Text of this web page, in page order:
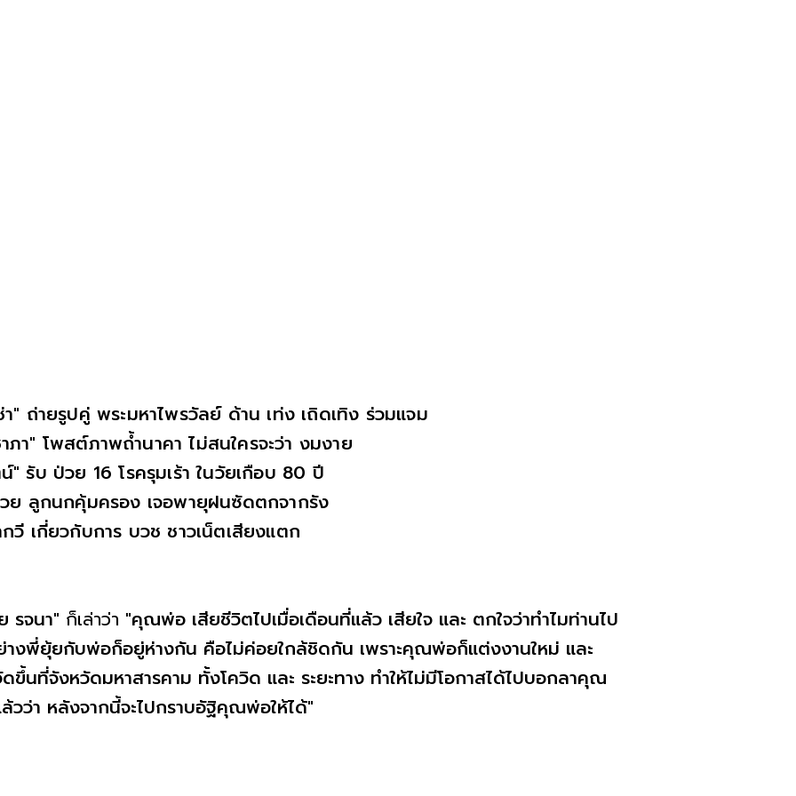
" ถ่ายรูปคู่ พระมหาไพรวัลย์ ด้าน เท่ง เถิดเทิง ร่วมแจม
า" โพสต์ภาพถ้ำนาคา ไม่สนใครจะว่า งมงาย
รับ ป่วย 16 โรครุมเร้า ในวัยเกือบ 80 ปี
ย ลูกนกคุ้มครอง เจอพายุฝนซัดตกจากรัง
วี เกี่ยวกับการ บวช ชาวเน็ตเสียงแตก
รจนา" ก็เล่าว่า "คุณพ่อ เสียชีวิตไปเมื่อเดือนที่แล้ว เสียใจ และ ตกใจว่าทำไมท่านไป
างพี่ยุ้ยกับพ่อก็อยู่ห่างกัน คือไม่ค่อยใกล้ชิดกัน เพราะคุณพ่อก็แต่งงานใหม่ และ
นที่จังหวัดมหาสารคาม ทั้งโควิด และ ระยะทาง ทำให้ไม่มีโอกาสได้ไปบอกลาคุณ
วว่า หลังจากนี้จะไปกราบอัฐิคุณพ่อให้ได้"